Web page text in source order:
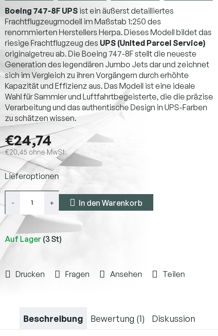
€24,74
€20,45 ohne MwSt.
Verkaufspreis:
Auf Lager (3 St)
Lieferoptionen
In den Warenkorb
Boeing 747-8F UPS ist ein äußerst detailliertes
Frachtflugzeugmodell im Maßstab 1:250 des
renommierten Herstellers Herpa. Dieses Modell bildet das
riesige Frachtflugzeug des UPS (United Parcel Service)
originalgetreu ab. Die Boeing 747-8F stellt die neueste
Generation des legendären Jumbo Jets dar und zeichnet
sich im Vergleich zu ihren Vorgängern durch erhöhte
Kapazität und Effizienz aus. Das Modell ist eine ideale
Wahl für Sammler und Luftfahrtbegeisterte, die die präzise
Verarbeitung und das authentische Design in UPS-Farben
zu schätzen wissen.
Drucken Fragen Ansehen Teilen
Beschreibung Bewertung (1) Diskussion